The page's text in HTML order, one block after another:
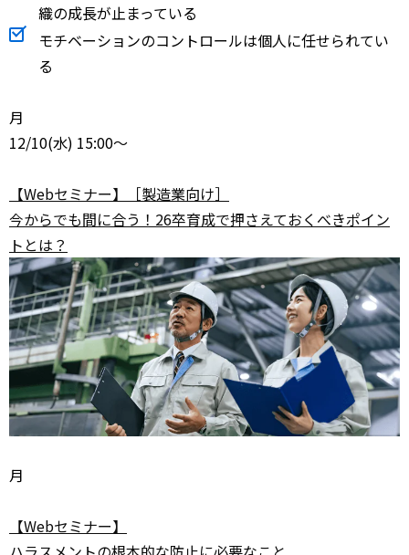
織の成長が止まっている
モチベーションのコントロールは個人に任せられてい
る
月
12/10(水) 15:00～
【Webセミナー】［製造業向け］
今からでも間に合う！26卒育成で押さえておくべきポイン
トとは？
月
【Webセミナー】